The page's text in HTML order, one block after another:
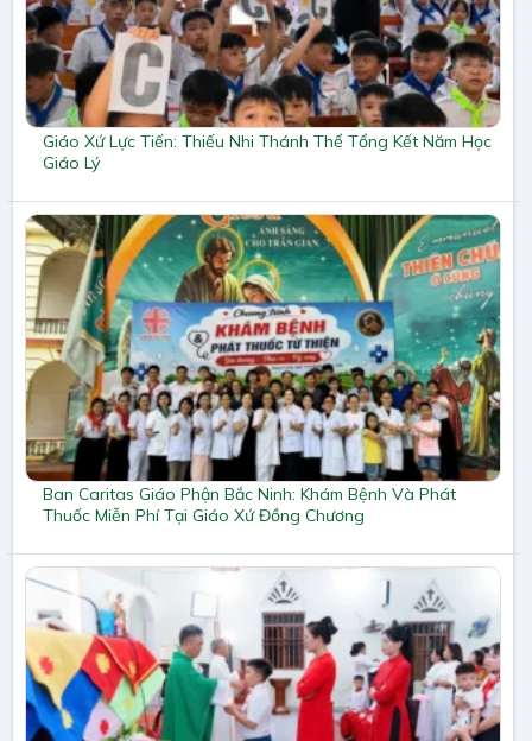
Giáo Xứ Lực Tiến: Thiếu Nhi Thánh Thể Tổng Kết Năm Học
Giáo Lý
Ban Caritas Giáo Phận Bắc Ninh: Khám Bệnh Và Phát
Thuốc Miễn Phí Tại Giáo Xứ Đồng Chương